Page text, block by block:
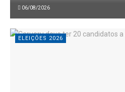
06/08/2026
ELEIÇÕES 2026